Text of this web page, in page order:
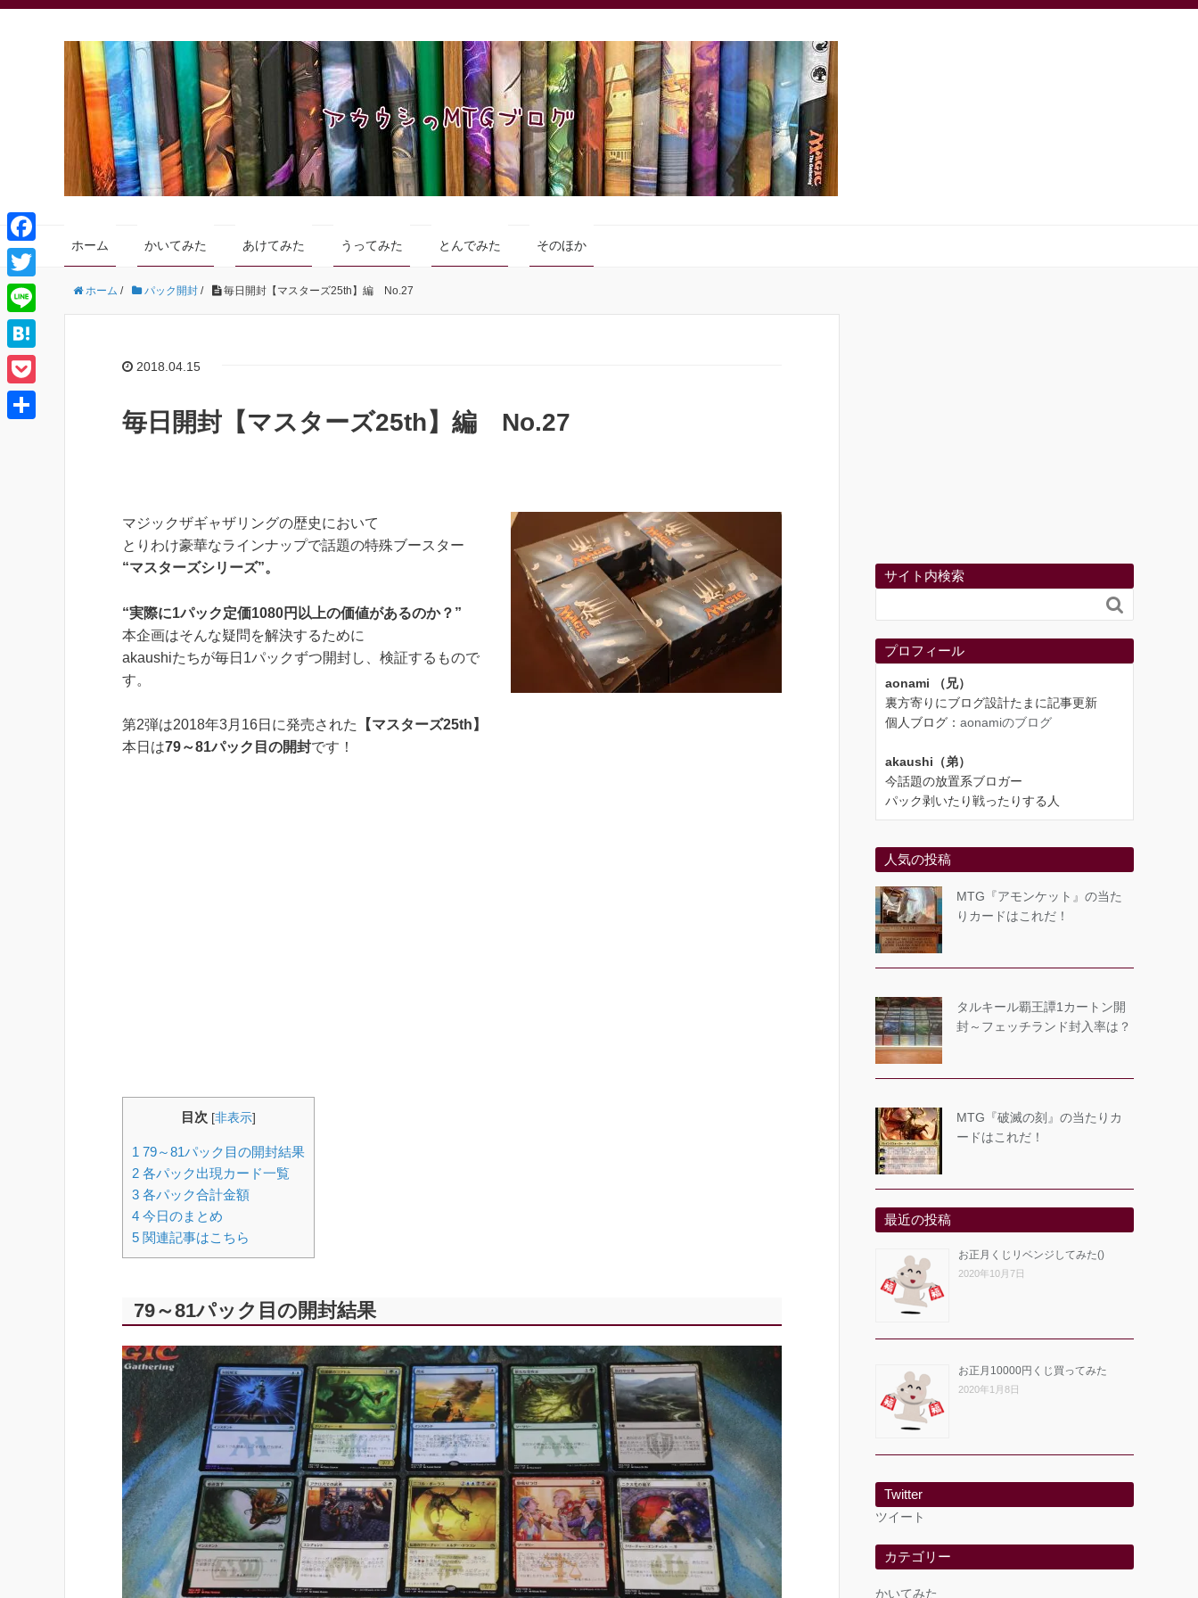
ホーム かいてみた あけてみた うってみた とんでみた そのほか
ホーム / パック開封 / 毎日開封【マスターズ25th】編 No.27
2018.04.15
毎日開封【マスターズ25th】編 No.27
マジックザギャザリングの歴史において
とりわけ豪華なラインナップで話題の特殊ブースター
“マスターズシリーズ”。
“実際に1パック定価1080円以上の価値があるのか？”
本企画はそんな疑問を解決するために
akaushiたちが毎日1パックずつ開封し、検証するもので
す。
第2弾は2018年3月16日に発売された
【マスターズ25th】
本日は79～81パック目の開封です！
目次 [非表示]
1 79～81パック目の開封結果
2 各パック出現カード一覧
3 各パック合計金額
4 今日のまとめ
5 関連記事はこちら
79～81パック目の開封結果
サイト内検索

プロフィール
aonami （兄）
裏方寄りにブログ設計たまに記事更新
個人ブログ： aonamiのブログ
akaushi（弟）
今話題の放置系ブロガー
パック剥いたり戦ったりする人
人気の投稿
MTG『アモンケット』の当た
りカードはこれだ！
タルキール覇王譚1カートン開
封～フェッチランド封入率は？
MTG『破滅の刻』の当たりカ
ードはこれだ！
最近の投稿
お正月くじリベンジしてみた()
2020年10月7日
お正月10000円くじ買ってみた
2020年1月8日
Twitter
ツイート
カテゴリー
かいてみた
F
a
c
e
b
o
T
w
i
L
i
n
e
H
a
t
P